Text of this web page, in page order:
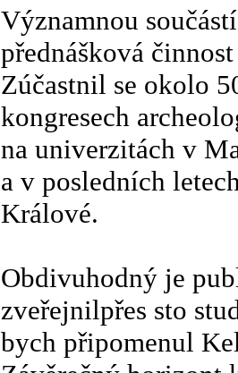
Významnou
přednášková
Zúčastnil se okolo
kongresech
na univerzitách v
a v posledních
Králové.
Obdivuhodný je
zveřejnilpřes sto
bych připomenul